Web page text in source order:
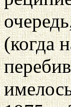
(когда